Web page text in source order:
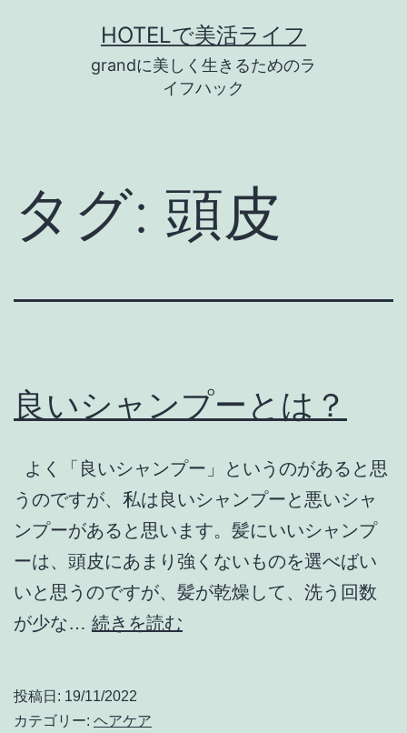
HOTELで美活ライフ
grandに美しく生きるためのラ
イフハック
タグ: 頭皮
良いシャンプーとは？
よく「良いシャンプー」というのがあると思
うのですが、私は良いシャンプーと悪いシャ
ンプーがあると思います。髪にいいシャンプ
ーは、頭皮にあまり強くないものを選べばい
いと思うのですが、髪が乾燥して、洗う回数
が少な… 続きを読む
投稿日: 19/11/2022
カテゴリー: ヘアケア